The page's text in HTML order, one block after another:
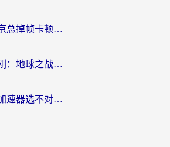
海外玩决战！平安京总掉帧卡顿？用什么加速器比较好？实测指南来了
巴西怎么玩变形金刚：地球之战？海外玩家国服游戏加速终极指南（附新诛仙延迟密室逃脱18解决办法）
在国外最终幻想14加速器选不对？海外玩家的国服游戏加速避坑指南